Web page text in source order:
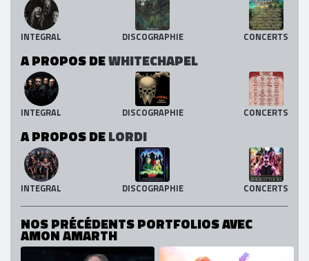
INTEGRAL DISCOGRAPHIE CONCERTS
A PROPOS DEWHITECHAPEL
INTEGRAL DISCOGRAPHIE CONCERTS
A PROPOS DELORDI
INTEGRAL DISCOGRAPHIE CONCERTS
NOS PRÉCÉDENTS PORTFOLIOS AVEC
AMON AMARTH